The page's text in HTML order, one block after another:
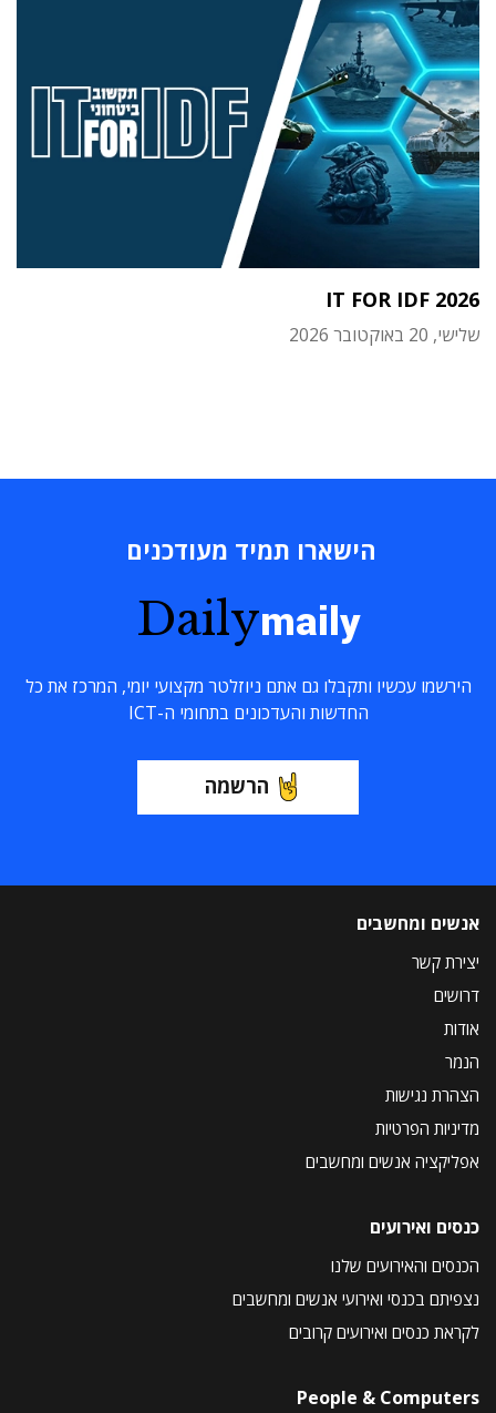
IT FOR IDF 2026
שלישי, 20 באוקטובר 2026
הישארו תמיד מעודכנים
Dailymaily
הירשמו עכשיו ותקבלו גם אתם ניוזלטר מקצועי יומי, המרכז את כל
החדשות והעדכונים בתחומי ה-ICT
הרשמה
אנשים ומחשבים
יצירת קשר
דרושים
אודות
הנמר
הצהרת נגישות
מדיניות הפרטיות
אפליקציה אנשים ומחשבים
כנסים ואירועים
הכנסים והאירועים שלנו
נצפיתם בכנסי ואירועי אנשים ומחשבים
לקראת כנסים ואירועים קרובים
People & Computers